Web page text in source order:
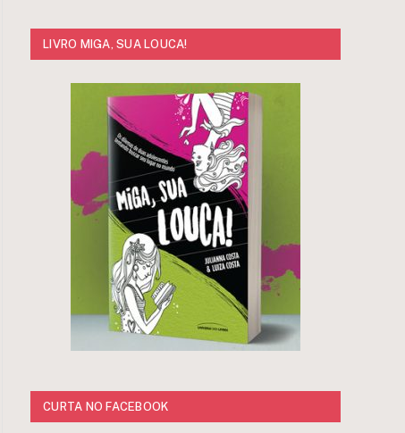
LIVRO MIGA, SUA LOUCA!
CURTA NO FACEBOOK